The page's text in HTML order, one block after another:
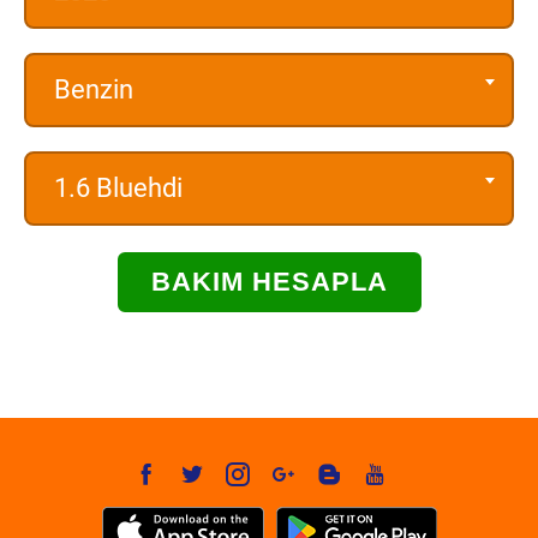
Benzin
1.6 Bluehdi
BAKIM HESAPLA